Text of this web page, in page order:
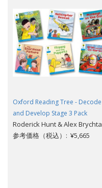
Oxford Reading Tree - Decode
and Develop Stage 3 Pack
Roderick Hunt & Alex Brychta
参考価格（税込）: ¥5,665